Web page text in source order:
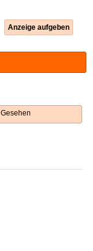
Anzeige aufgeben
Gesehen